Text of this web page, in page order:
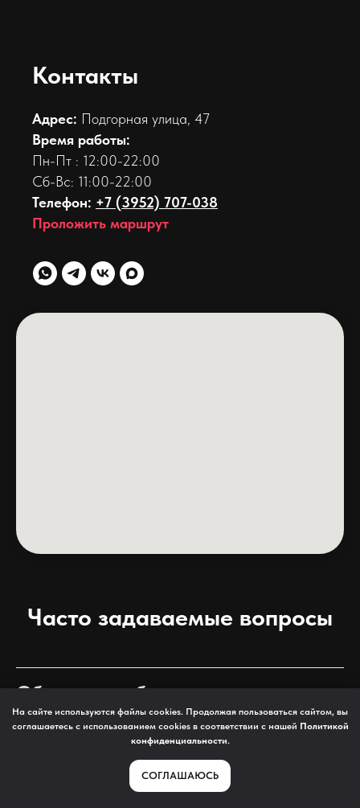
Контакты
Адрес: Подгорная улица, 47
Время работы:
Пн-Пт : 12:00-22:00
Сб-Вс: 11:00-22:00
Телефон: +7 (3952) 707-038
Проложить маршрут
Часто задаваемые вопросы
Обязательно бронировать
время?
поиграть в любое время, но в выходные запись часто
расписана уже за 1-2 недели. Именно поэтому мы
На сайте используются файлы cookies. Продолжая пользоваться сайтом, вы
соглашаетесь с использованием cookies в соответствии с нашей Политикой
конфиденциальности.
СОГЛАШАЮСЬ